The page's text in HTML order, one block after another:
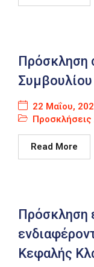
Πρόσκληση
22 Μαΐου,
Προσκλήσεις
Read More
Πρόσκληση
Κεφαλής